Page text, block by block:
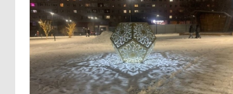
16:00, 5 августа По волнам Арахлея: на
любимом озере забайкальцев
улучшили LTE-сеть